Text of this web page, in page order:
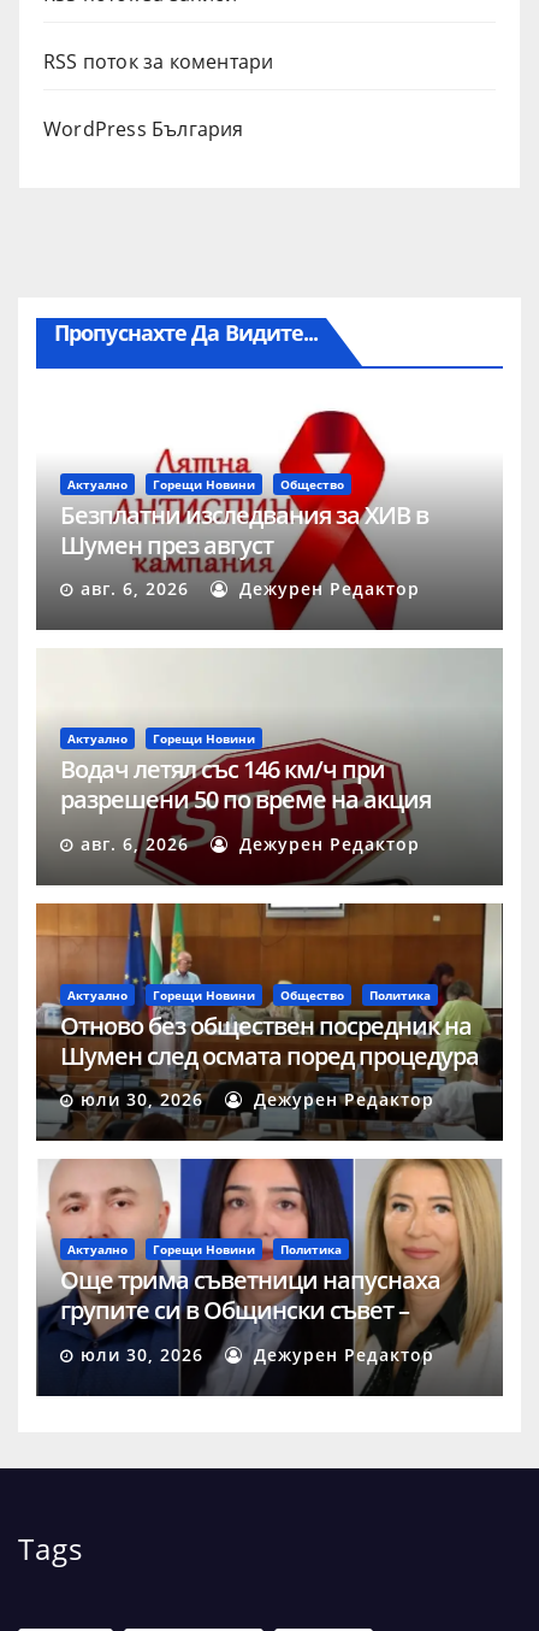
RSS поток за коментари
WordPress България
Пропуснахте Да Видите...
Актуално Горещи Новини Общество
Безплатни изследвания за ХИВ в
Шумен през август
авг. 6, 2026 Дежурен Редактор
Актуално Горещи Новини
Водач летял със 146 км/ч при
разрешени 50 по време на акция
„Скорост“ в Шумен
авг. 6, 2026 Дежурен Редактор
Актуално Горещи Новини Общество Политика
Отново без обществен посредник на
Шумен след осмата поред процедура
юли 30, 2026 Дежурен Редактор
Актуално Горещи Новини Политика
Още трима съветници напуснаха
групите си в Общински съвет –
Шумен
юли 30, 2026 Дежурен Редактор
Tags